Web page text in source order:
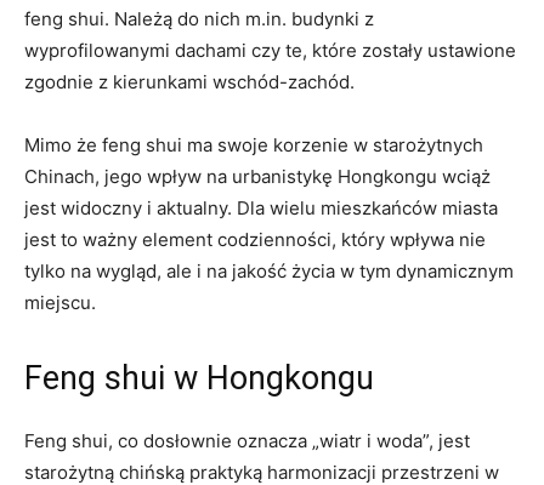
feng ⁤shui. ‍Należą do nich m.in. budynki z
wyprofilowanymi‌ dachami czy te, które zostały ustawione
zgodnie z kierunkami ​wschód-zachód.
Mimo ​że feng ⁤shui ma swoje korzenie w starożytnych
Chinach, jego wpływ​ na‌ urbanistykę Hongkongu wciąż
jest widoczny i aktualny. Dla wielu​ mieszkańców​ miasta
jest to ważny​ element codzienności, który wpływa‍ nie
tylko na wygląd, ale i na jakość‍ życia w tym dynamicznym
miejscu.
Feng ⁣shui w Hongkongu
Feng shui, co dosłownie oznacza „wiatr i woda”, jest
starożytną chińską ‌praktyką harmonizacji przestrzeni​ w⁢